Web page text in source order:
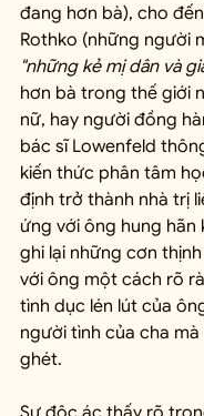
đang hơn bà), cho
Rothko (những người
"những kẻ mị dân và
hơn bà trong thế giới
nữ, hay người đồng
bác sĩ Lowenfeld
kiến thức phân tâm
định trở thành nhà trị
ứng với ông hung hãn
ghi lại những cơn
với ông một cách rõ
tình dục lén lút của
người tình của cha
ghét.